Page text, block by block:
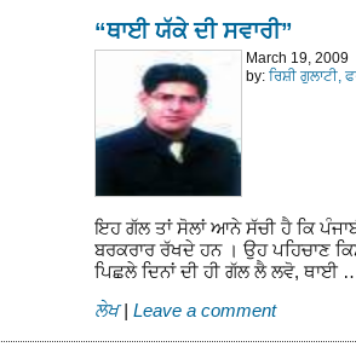
“ਥਾਈ ਯੱਕੇ ਦੀ ਸਵਾਰੀ”
March 19, 2009
by: ਰਿਸ਼ੀ ਗੁਲਾਟੀ,
ਇਹ ਗੱਲ ਤਾਂ ਸੋਲਾਂ ਆਨੇ ਸੱਚੀ ਹੈ ਕਿ
ਬਰਕਰਾਰ ਰੱਖਦੇ ਹਨ । ਉਹ ਪਹਿਚਾਣ
ਪਿਛਲੇ ਦਿਨਾਂ ਦੀ ਹੀ ਗੱਲ ਲੈ ਲਵੋ, ਥਾਈ
ਲੇਖ | Leave a comment